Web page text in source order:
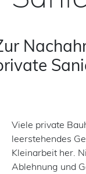
Viele private
leerstehendes
Kleinarbeit her.
Ablehnung und